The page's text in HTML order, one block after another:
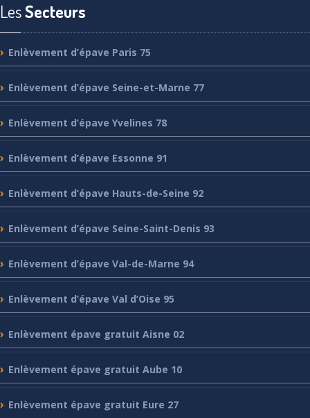
LesSecteurs
Enlèvement d’épave Paris 75
Enlèvement d’épave Seine-et-Marne 77
Enlèvement d’épave Yvelines 78
Enlèvement d’épave Essonne 91
Enlèvement d’épave Hauts-de-Seine 92
Enlèvement d’épave Seine-Saint-Denis 93
Enlèvement d’épave Val-de-Marne 94
Enlèvement d’épave Val d’Oise 95
Enlèvement épave gratuit Aisne 02
Enlèvement épave gratuit Aube 10
Enlèvement épave gratuit Eure 27